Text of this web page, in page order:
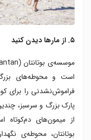
۵. از مارها دیدن کنید
است و محوطه‌های بزرگ
فراموش‌نشدنی را برای
پارک بزرگ و سرسبز،
از میمون‌های
بوتانتان، محوطه‌ی